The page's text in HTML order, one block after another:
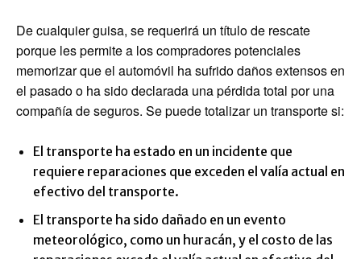
De cualquier guisa, se requerirá un título de rescate
porque les permite a los compradores potenciales
memorizar que el automóvil ha sufrido daños extensos en
el pasado o ha sido declarada una pérdida total por una
compañía de seguros. Se puede totalizar un transporte si:
El transporte ha estado en un incidente que
requiere reparaciones que exceden el valía actual en
efectivo del transporte.
El transporte ha sido dañado en un evento
meteorológico, como un huracán, y el costo de las